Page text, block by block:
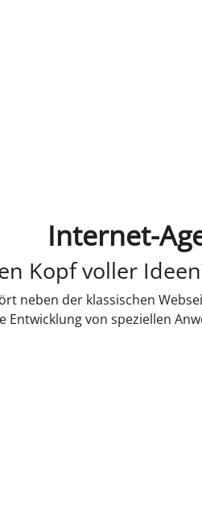
Internet-
Kopf voller
neben der klassischen
Entwicklung von speziellen